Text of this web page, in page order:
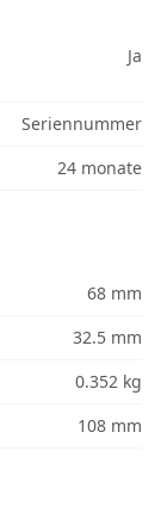
Ja
Seriennummer
24 monate
68 mm
32.5 mm
0.352 kg
108 mm